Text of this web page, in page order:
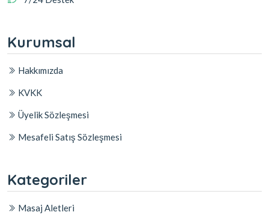
Kurumsal
Hakkımızda
KVKK
Üyelik Sözleşmesi
Mesafeli Satış Sözleşmesi
Kategoriler
Masaj Aletleri